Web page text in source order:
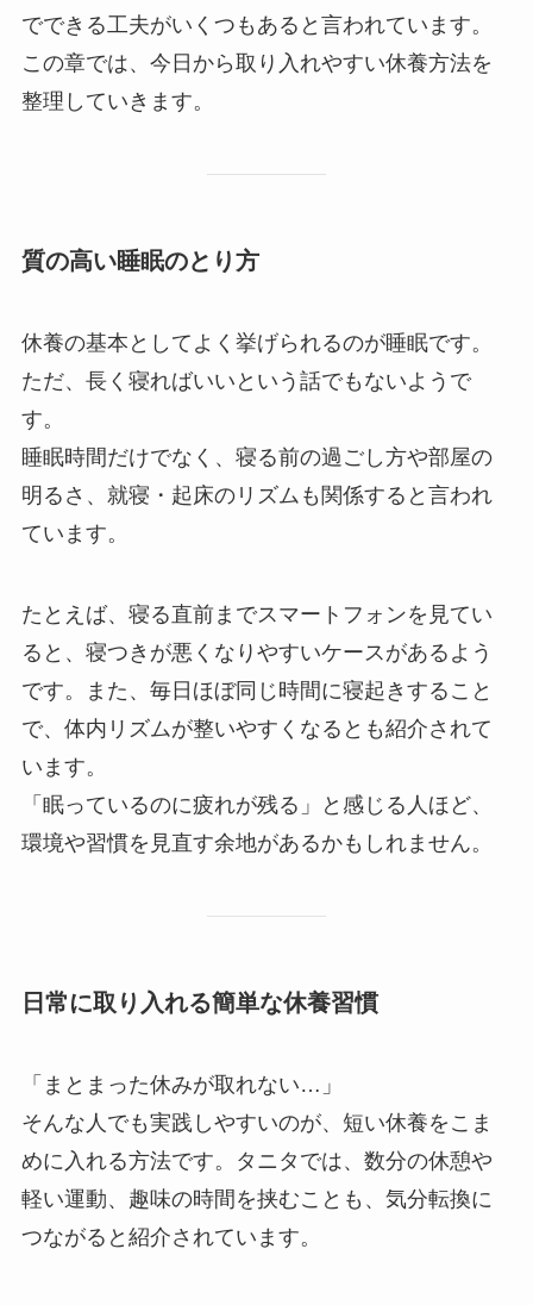
でできる工夫がいくつもあると言われています。
この章では、今日から取り入れやすい休養方法を
整理していきます。
質の高い睡眠のとり方
休養の基本としてよく挙げられるのが睡眠です。
ただ、長く寝ればいいという話でもないようで
す。
睡眠時間だけでなく、寝る前の過ごし方や部屋の
明るさ、就寝・起床のリズムも関係すると言われ
ています。
たとえば、寝る直前までスマートフォンを見てい
ると、寝つきが悪くなりやすいケースがあるよう
です。また、毎日ほぼ同じ時間に寝起きすること
で、体内リズムが整いやすくなるとも紹介されて
います。
「眠っているのに疲れが残る」と感じる人ほど、
環境や習慣を見直す余地があるかもしれません。
日常に取り入れる簡単な休養習慣
「まとまった休みが取れない…」
そんな人でも実践しやすいのが、短い休養をこま
めに入れる方法です。タニタでは、数分の休憩や
軽い運動、趣味の時間を挟むことも、気分転換に
つながると紹介されています。